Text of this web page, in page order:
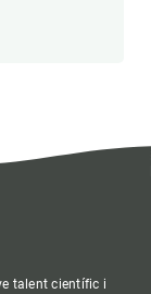
talent científic i